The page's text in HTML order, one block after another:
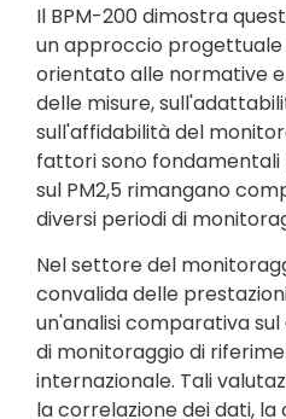
Il BPM-200 dimostra
un approccio
orientato alle normative
delle misure,
sull'affidabilità del
fattori sono
sul PM2,5 rimangano
diversi periodi di
Nel settore del
convalida delle
un'analisi comparativa
di monitoraggio di
internazionale. Tali
la correlazione dei dati,